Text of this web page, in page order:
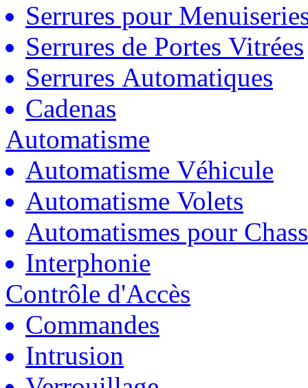
Serrures pour
Serrures de Portes Vitrées
Serrures Automatiques
Cadenas
Automatisme
Automatisme Véhicule
Automatisme Volets
Automatismes pour
Interphonie
Contrôle d'Accès
Commandes
Intrusion